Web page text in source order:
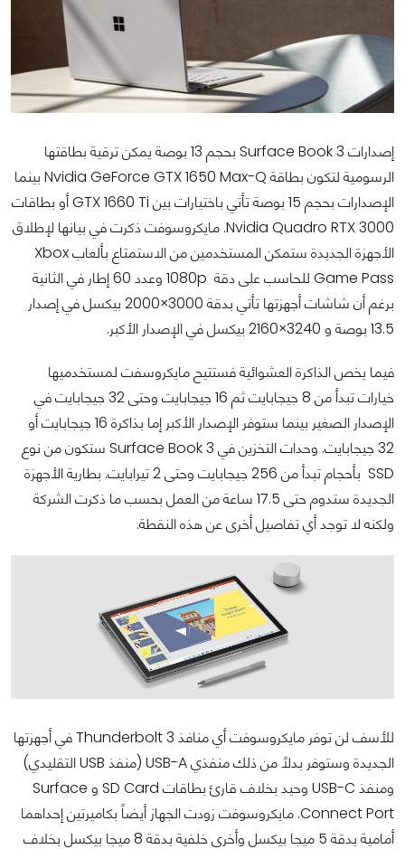
إصدارات Surface Book 3 بحجم 13 بوصة يمكن ترقية بطاقتها
الرسومية لتكون بطاقة Nvidia GeForce GTX 1650 Max-Q بينما
الإصدارات بحجم 15 بوصة تأتي باختيارات بين GTX 1660 Ti أو بطاقات
Nvidia Quadro RTX 3000. مايكروسوفت ذكرت في بيانها لإطلاق
الأجهزة الجديدة ستمكن المستخدمين من الاستمتاع بألعاب Xbox
Game Pass للحاسب على دقة 1080p وعدد 60 إطار في الثانية
برغم أن شاشات أجهزتها تأتي بدقة 3000×2000 بيكسل في إصدار
13.5 بوصة و 3240×2160 بيكسل في الإصدار الأكبر.
فيما يخص الذاكرة العشوائية فستتيح مايكروسفت لمستخدميها
خيارات تبدأ من 8 جيجابايت ثم 16 جيجابايت وحتى 32 جيجابايت في
الإصدار الصغير بينما ستوفر الإصدار الأكبر إما بذاكرة 16 جيجابايت أو
32 جيجابايت. وحدات التخزين في Surface Book 3 ستكون من نوع
SSD بأحجام تبدأ من 256 جيجابايت وحتى 2 تيرابايت. بطارية الأجهزة
الجديدة ستدوم حتى 17.5 ساعة من العمل بحسب ما ذكرت الشركة
ولكنه لا توجد أي تفاصيل أخرى عن هذه النقطة.
للأسف لن توفر مايكروسوفت أي منافذ Thunderbolt 3 في أجهزتها
الجديدة وستوفر بدلاً من ذلك منفذي USB-A (منفذ USB التقليدي)
ومنفذ USB-C وحيد بخلاف قارئ بطاقات SD Card و Surface
Connect Port. مايكروسوفت زودت الجهاز أيضاً بكاميرتين إحداهما
أمامية بدقة 5 ميجا بيكسل وأخرى خلفية بدقة 8 ميجا بيكسل بخلاف